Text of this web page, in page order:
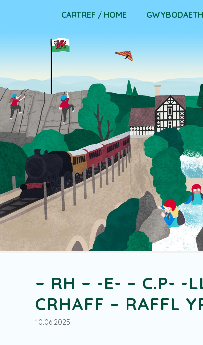
CARTREF / HOME
– RH – -E- – C.P- -
CRHAFF – RAFFL
10.06.2025